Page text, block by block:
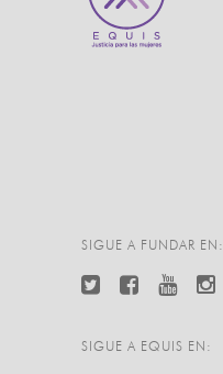
SIGUE A FUNDAR EN:
SIGUE A EQUIS EN: